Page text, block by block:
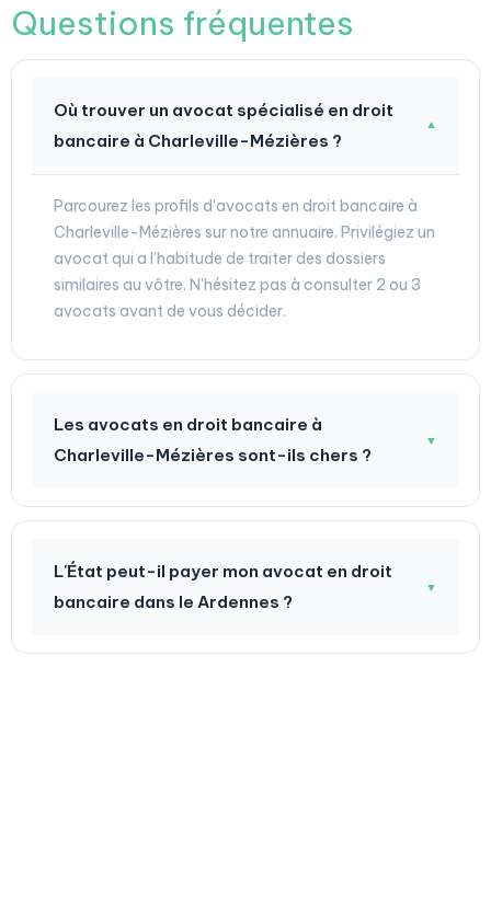
Questions fréquentes
Où trouver un avocat spécialisé en droit
bancaire à Charleville-Mézières ?
▼
Parcourez les profils d'avocats en droit bancaire à
Charleville-Mézières sur notre annuaire. Privilégiez un
avocat qui a l'habitude de traiter des dossiers
similaires au vôtre. N'hésitez pas à consulter 2 ou 3
avocats avant de vous décider.
Les avocats en droit bancaire à
Charleville-Mézières sont-ils chers ?
▼
L'État peut-il payer mon avocat en droit
bancaire dans le Ardennes ?
▼